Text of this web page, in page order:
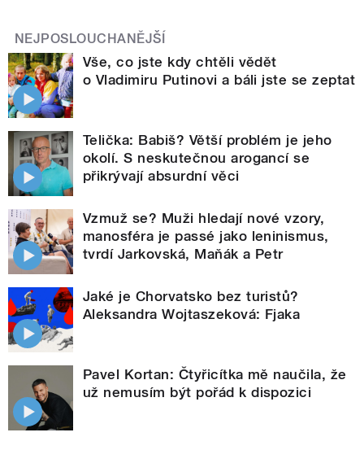
NEJPOSLOUCHANĚJŠÍ
Vše, co jste kdy chtěli vědět
o Vladimiru Putinovi a báli jste se zeptat
Telička: Babiš? Větší problém je jeho
okolí. S neskutečnou arogancí se
přikrývají absurdní věci
Vzmuž se? Muži hledají nové vzory,
manosféra je passé jako leninismus,
tvrdí Jarkovská, Maňák a Petr
Jaké je Chorvatsko bez turistů?
Aleksandra Wojtaszeková: Fjaka
Pavel Kortan: Čtyřicítka mě naučila, že
už nemusím být pořád k dispozici